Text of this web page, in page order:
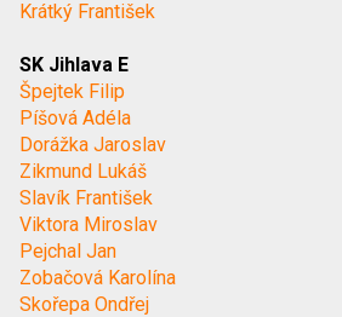
Krátký František
SK Jihlava E
Špejtek Filip
Píšová Adéla
Dorážka Jaroslav
Zikmund Lukáš
Slavík František
Viktora Miroslav
Pejchal Jan
Zobačová Karolína
Skořepa Ondřej